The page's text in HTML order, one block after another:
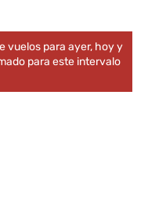
vuelos para ayer, hoy y
para este intervalo